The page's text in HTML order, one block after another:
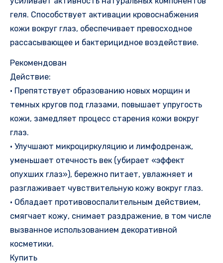
геля. Способствует активации кровоснабжения
кожи вокруг глаз, обеспечивает превосходное
рассасывающее и бактерицидное воздействие.
Рекомендован
Действие:
• Препятствует образованию новых морщин и
темных кругов под глазами, повышает упругость
кожи, замедляет процесс старения кожи вокруг
глаз.
• Улучшают микроциркуляцию и лимфодренаж,
уменьшает отечность век (убирает «эффект
опухших глаз»), бережно питает, увлажняет и
разглаживает чувствительную кожу вокруг глаз.
• Обладает противовоспалительным действием,
смягчает кожу, снимает раздражение, в том числе
вызванное использованием декоративной
косметики.
Купить